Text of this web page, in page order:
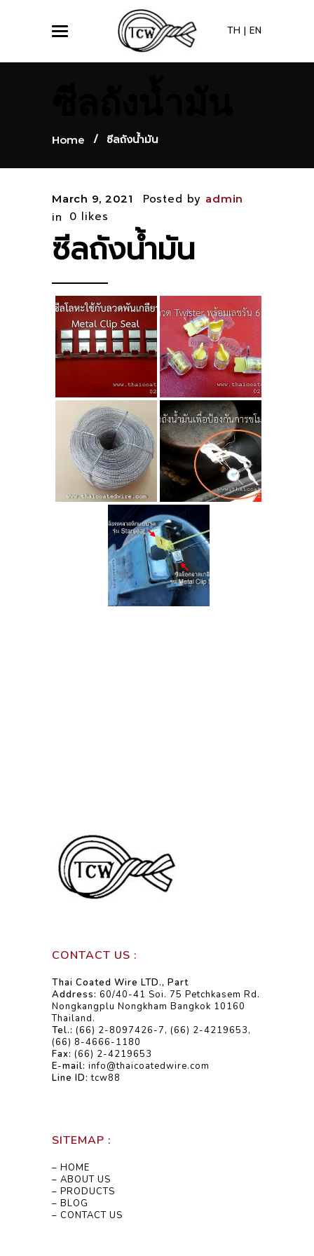
TH | EN
Home / ซีลถังน้ำมัน
March 9, 2021 Posted by admin
in 0 likes
ซีลถังน้ำมัน
CONTACT US :
Thai Coated Wire LTD., Part
Address: 60/40-41 Soi. 75 Petchkasem Rd.
Nongkangplu Nongkham Bangkok 10160
Thailand.
Tel.: (66) 2-8097426-7, (66) 2-4219653,
(66) 8-4666-1180
Fax: (66) 2-4219653
E-mail: info@thaicoatedwire.com
Line ID: tcw88
SITEMAP :
– HOME
– ABOUT US
– PRODUCTS
– BLOG
– CONTACT US